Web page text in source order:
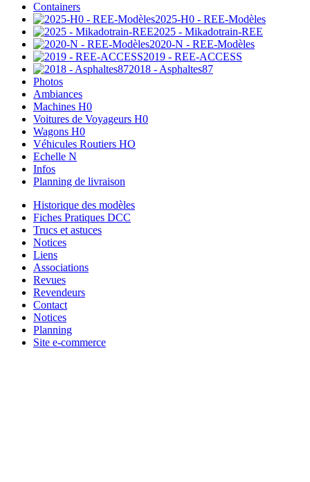
Containers
2025-H0 - REE-Modèles
2025 - Mikadotrain-REE
2020-N - REE-Modèles
2019 - REE-ACCESS
2018 - Asphaltes87
Photos
Ambiances
Machines H0
Voitures de Voyageurs H0
Wagons H0
Véhicules Routiers HO
Echelle N
Infos
Planning de livraison
Historique des modèles
Fiches Pratiques DCC
Trucs et astuces
Notices
Liens
Associations
Revues
Revendeurs
Contact
Notices
Planning
Site e-commerce